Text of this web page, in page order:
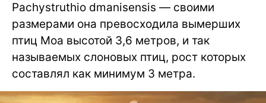
Pachystruthio dmanisensis — своими
размерами она превосходила вымерших
птиц Моа высотой 3,6 метров, и так
называемых слоновых птиц, рост которых
составлял как минимум 3 метра.